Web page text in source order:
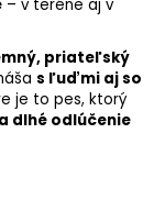
– v teréne aj v
priateľský
s ľuďmi aj so
je to pes, ktorý
dlhé odlúčenie